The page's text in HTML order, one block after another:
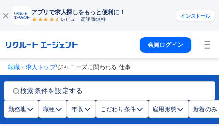
アプリで求人探しをもっと便利に！
レビュー高評価無料
インストール
会員ログイン
転職・求人トップ/ジャニーズに関われる 仕事
検索条件を設定する
勤務地 職種 年収 こだわり条件 雇用形態 新着のみ